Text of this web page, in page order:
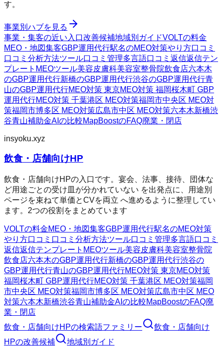
す。
事業別ハブを見る
事業・集客の近い入口改善候補地域別ガイドVOLTの料金
MEO・地図集客GBP運用代行駅名のMEO対策やり方口コミ
口コミ分析方法ツール口コミ管理多言語口コミ返信返信テン
プレート MEOツール美容皮膚科美容室整骨院飲食店六本木
のGBP運用代行新橋のGBP運用代行渋谷のGBP運用代行青
山のGBP運用代行MEO対策 東京MEO対策 福岡桜木町 GBP
運用代行MEO対策 千葉港区 MEO対策福岡市中央区 MEO対
策福岡市博多区 MEO対策広島市中区 MEO対策六本木新橋渋
谷青山補助金AIの比較MapBoostのFAQ廃業・閉店
insyoku.xyz
飲食・店舗向けHP
飲食・店舗向けHPの入口です。宴会、法事、接待、団体な
ど用途ごとの受け皿が分かれていない を出発点に、用途別
ページを束ねて単価とCVを両立 へ進めるように整理してい
ます。2つの役割をまとめています
VOLTの料金MEO・地図集客GBP運用代行駅名のMEO対策
やり方口コミ 口コミ分析方法ツール口コミ管理多言語口コミ
返信返信テンプレート MEOツール美容皮膚科美容室整骨院
飲食店六本木のGBP運用代行新橋のGBP運用代行渋谷の
GBP運用代行青山のGBP運用代行MEO対策 東京MEO対策
福岡桜木町 GBP運用代行MEO対策 千葉港区 MEO対策福岡
市中央区 MEO対策福岡市博多区 MEO対策広島市中区 MEO
対策六本木新橋渋谷青山補助金AIの比較MapBoostのFAQ廃
業・閉店
飲食・店舗向けHPの検索語ファミリー
飲食・店舗向け
HPの改善候補 地域別ガイド